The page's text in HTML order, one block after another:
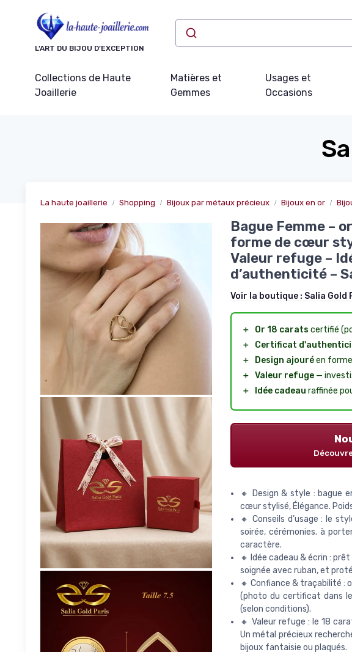
L’ART DU BIJOU D’EXCEPTION
Collections de Haute
Joaillerie
Matières et
Gemmes
Usages et
Occasions
La haute joaillerie Shopping Bijoux par métaux précieux Bijoux en or
Bague Femme –
forme de cœur
Valeur refuge –
d’authenticité –
Voir la boutique : Salia Gold
＋ Or 18 carats certifié
＋
Certificat
＋
Design ajouréen
＋ Valeur refuge—
＋
Idée cadeau raffinée
🔸 Design & style : bague
cœur stylisé, Élégance.
🔸 Conseils d’usage : le
soirée, cérémonies. à
caractère.
🔸 Idée cadeau & écrin :
soignée avec ruban, et
🔸 Confiance & traçabilité :
(photo du certificat dans
(selon conditions).
🔸 Valeur refuge : le 18
Un métal précieux
bijoux fantaisie ou plaqués.